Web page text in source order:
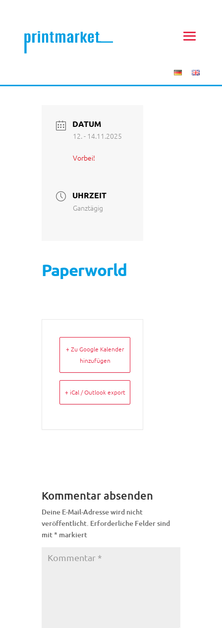
DATUM
12. - 14.11.2025
Vorbei!
UHRZEIT
Ganztägig
Paperworld
+ Zu Google Kalender
hinzufügen
+ iCal / Outlook export
Kommentar absenden
Deine E-Mail-Adresse wird nicht
veröffentlicht. Erforderliche Felder sind
mit* markiert